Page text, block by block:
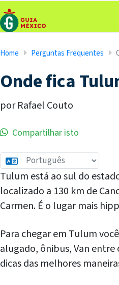
Home Perguntas Frequentes
Onde fica
por Rafael Couto
Compartilhar isto
Tulum está ao sul do
localizado a 130 km de
Carmen. É o lugar mais
Para chegar em Tulum
alugado, ônibus, Van entre
dicas das melhores